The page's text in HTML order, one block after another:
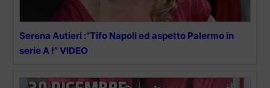
Serena Autieri :”Tifo Napoli ed aspetto Palermo in
serie A !” VIDEO